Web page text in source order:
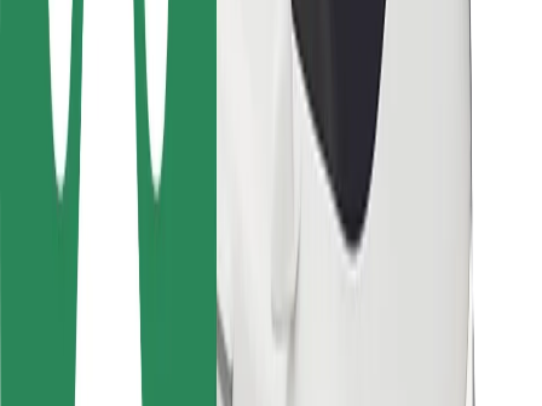
Support
Pour les passagers
Pour les chauffeurs
Pour les livreurs
Pour les propriétaires de flotte
Pour les restaurants
Bolt for Business
Autres